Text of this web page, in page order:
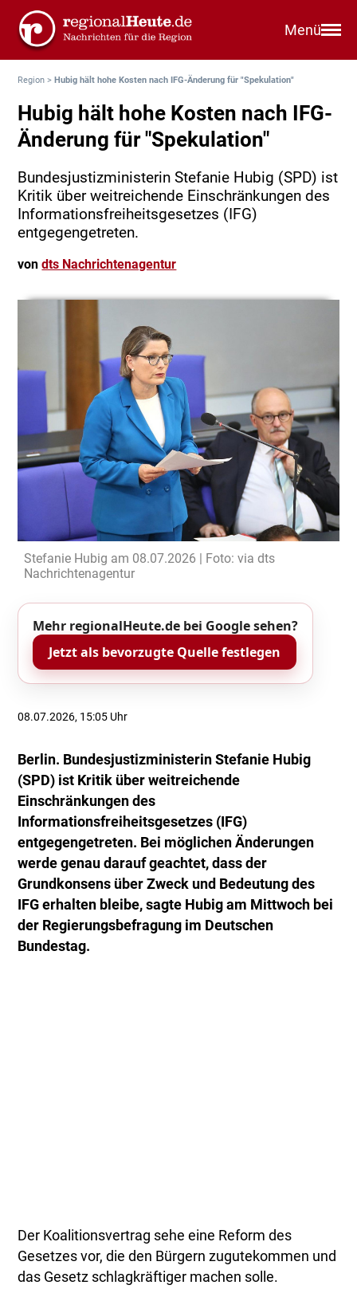
Menü
Region >Hubig hält hohe Kosten nach IFG-Änderung für "Spekulation"
Hubig hält hohe Kosten nach IFG-
Änderung für "Spekulation"
Bundesjustizministerin Stefanie Hubig (SPD) ist
Kritik über weitreichende Einschränkungen des
Informationsfreiheitsgesetzes (IFG)
entgegengetreten.
vondts Nachrichtenagentur
Stefanie Hubig am 08.07.2026 | Foto: via dts
Nachrichtenagentur
Mehr regionalHeute.de bei Google sehen?
Jetzt als bevorzugte Quelle festlegen
08.07.2026, 15:05 Uhr
Berlin. Bundesjustizministerin Stefanie Hubig
(SPD) ist Kritik über weitreichende
Einschränkungen des
Informationsfreiheitsgesetzes (IFG)
entgegengetreten. Bei möglichen Änderungen
werde genau darauf geachtet, dass der
Grundkonsens über Zweck und Bedeutung des
IFG erhalten bleibe, sagte Hubig am Mittwoch bei
der Regierungsbefragung im Deutschen
Bundestag.
Der Koalitionsvertrag sehe eine Reform des
Gesetzes vor, die den Bürgern zugutekommen und
das Gesetz schlagkräftiger machen solle.